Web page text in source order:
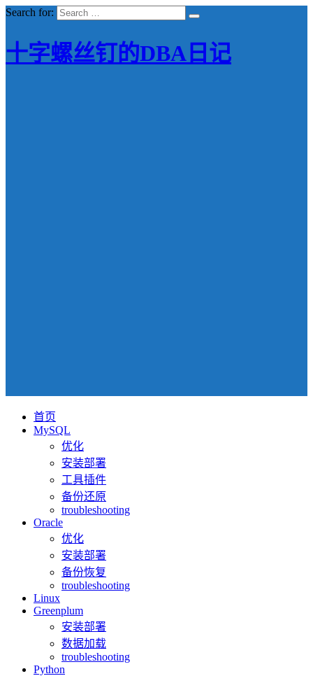
Search for:
十字螺丝钉的DBA日记
首页
MySQL
优化
安装部署
工具插件
备份还原
troubleshooting
Oracle
优化
安装部署
备份恢复
troubleshooting
Linux
Greenplum
安装部署
数据加载
troubleshooting
Python